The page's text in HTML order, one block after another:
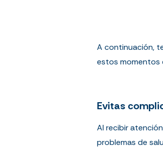
A continuación,
estos momentos
Evitas
Al recibir
problemas de